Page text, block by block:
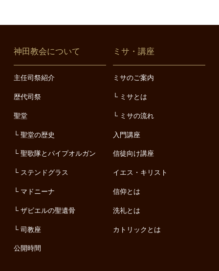
神田教会について
主任司祭紹介
歴代司祭
聖堂
聖堂の歴史
聖歌隊とパイプオルガン
ステンドグラス
マドニーナ
ザビエルの聖遺骨
司教座
公開時間
ミサ・講座
ミサのご案内
ミサとは
ミサの流れ
入門講座
信徒向け講座
イエス・キリスト
信仰とは
洗礼とは
カトリックとは